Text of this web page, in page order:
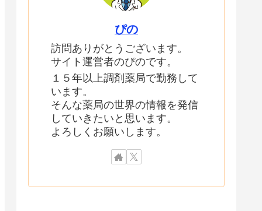
ぴの
訪問ありがとうございます。
サイト運営者のぴのです。
１５年以上調剤薬局で勤務して
います。
そんな薬局の世界の情報を発信
していきたいと思います。
よろしくお願いします。